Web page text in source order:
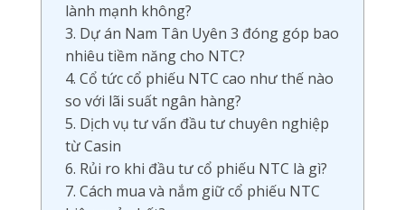
lành mạnh không?
3. Dự án Nam Tân Uyên 3 đóng góp bao
nhiêu tiềm năng cho NTC?
4. Cổ tức cổ phiếu NTC cao như thế nào
so với lãi suất ngân hàng?
5. Dịch vụ tư vấn đầu tư chuyên nghiệp
từ Casin
6. Rủi ro khi đầu tư cổ phiếu NTC là gì?
7. Cách mua và nắm giữ cổ phiếu NTC